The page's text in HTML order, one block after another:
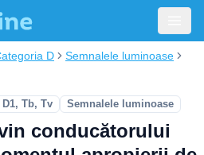
D
Semnalele luminoase
Tb, Tv Semnalele luminoase
conducătorului